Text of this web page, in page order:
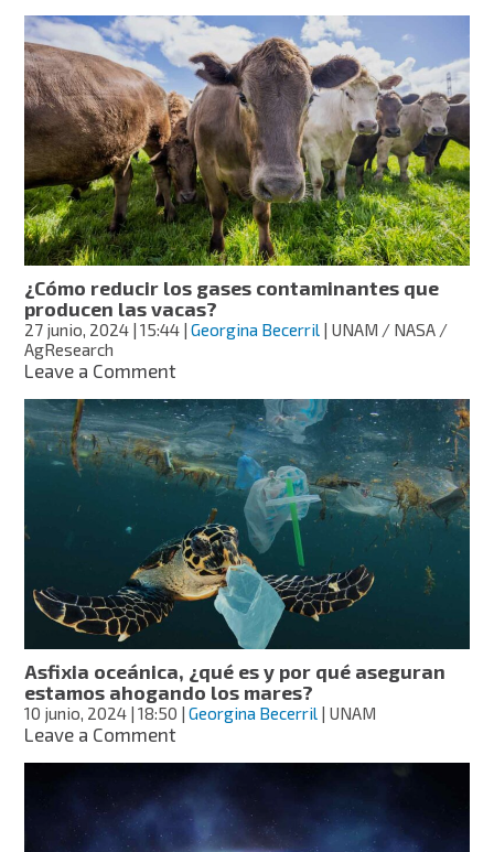
climático
está
cambiando
rotación
de
la
Tierra,
los
días
serán
más
largos:
NASA
¿Cómo reducir los gases contaminantes que
producen las vacas?
27 junio, 2024 | 15:44 |Georgina Becerril | UNAM / NASA /
AgResearch
Leave a Commenton
reducir
los
gases
contaminantes
producen
las
vacas?
Asfixia oceánica, ¿qué es y por qué aseguran
estamos ahogando los mares?
10 junio, 2024 | 18:50 |Georgina Becerril | UNAM
Leave a Commenton
oceánica,
¿qué
es